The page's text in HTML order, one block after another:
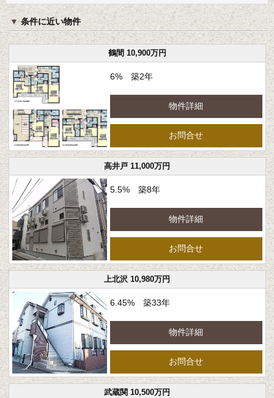
条件に近い物件
鶴間 10,900万円
6% 築2年
物件詳細
お問合せ
高井戸 11,000万円
5.5% 築8年
物件詳細
お問合せ
上北沢 10,980万円
6.45% 築33年
物件詳細
お問合せ
武蔵関 10,500万円